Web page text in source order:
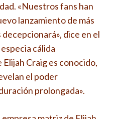
«Nuestros fans han
lanzamiento de más
dice en el
cálida
Craig es conocido,
el poder
prolongada».